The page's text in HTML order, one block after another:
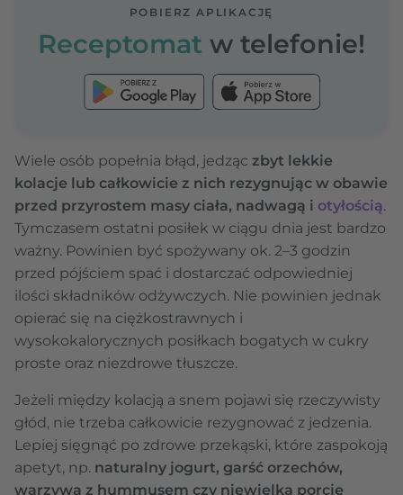
POBIERZ APLIKACJĘ
Receptomat w telefonie!
Wiele osób popełnia błąd, jedząc zbyt lekkie
kolacje lub całkowicie z nich rezygnując w obawie
przed przyrostem masy ciała, nadwagą i otyłością.
Tymczasem ostatni posiłek w ciągu dnia jest bardzo
ważny. Powinien być spożywany ok. 2–3 godzin
przed pójściem spać i dostarczać odpowiedniej
ilości składników odżywczych. Nie powinien jednak
opierać się na ciężkostrawnych i
wysokokalorycznych posiłkach bogatych w cukry
proste oraz niezdrowe tłuszcze.
Jeżeli między kolacją a snem pojawi się rzeczywisty
głód, nie trzeba całkowicie rezygnować z jedzenia.
Lepiej sięgnąć po zdrowe przekąski, które zaspokoją
apetyt, np. naturalny jogurt, garść orzechów,
warzywa z hummusem czy niewielką porcję